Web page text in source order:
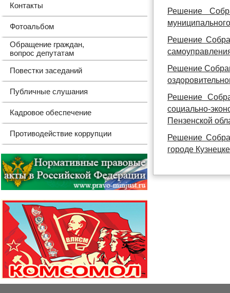
Контакты
Фотоальбом
Обращение граждан,
вопрос депутатам
Повестки заседаний
Публичные слушания
Кадровое обеспечение
Противодействие коррупции
Решение
Решение
Решение
Решение
социально-
Пензенской
Решение
городе